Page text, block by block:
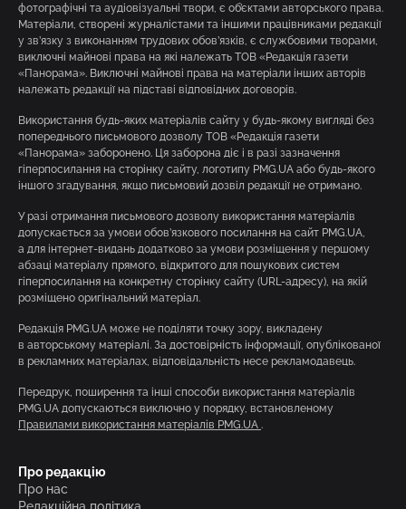
фотографічні та аудіовізуальні твори, є об’єктами авторського права.
Матеріали, створені журналістами та іншими працівниками редакції
у зв’язку з виконанням трудових обов’язків, є службовими творами,
виключні майнові права на які належать ТОВ «Редакція газети
«Панорама». Виключні майнові права на матеріали інших авторів
належать редакції на підставі відповідних договорів.
Використання будь-яких матеріалів сайту у будь-якому вигляді без
попереднього письмового дозволу ТОВ «Редакція газети
«Панорама» заборонено. Ця заборона діє і в разі зазначення
гіперпосилання на сторінку сайту, логотипу PMG.UA або будь-якого
іншого згадування, якщо письмовий дозвіл редакції не отримано.
У разі отримання письмового дозволу використання матеріалів
допускається за умови обов’язкового посилання на сайт PMG.UA,
а для інтернет-видань додатково за умови розміщення у першому
абзаці матеріалу прямого, відкритого для пошукових систем
гіперпосилання на конкретну сторінку сайту (URL-адресу), на якій
розміщено оригінальний матеріал.
Редакція PMG.UA може не поділяти точку зору, викладену
в авторському матеріалі. За достовірність інформації, опублікованої
в рекламних матеріалах, відповідальність несе рекламодавець.
Передрук, поширення та інші способи використання матеріалів
PMG.UA допускаються виключно у порядку, встановленому
Правилами використання матеріалів PMG.UA .
Про редакцію
Про нас